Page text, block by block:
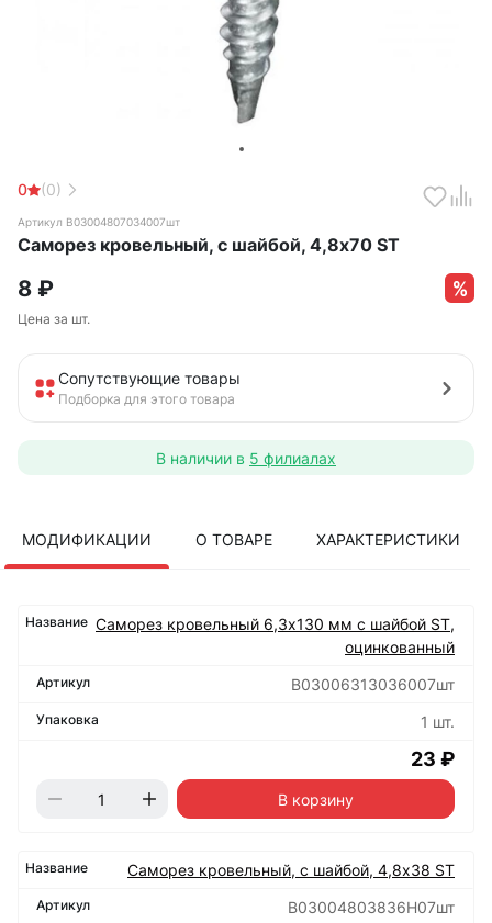
0 (0)
Артикул B03004807034007шт
Саморез кровельный, с шайбой, 4,8х70 ST
8 ₽
Цена за шт.
Сопутствующие товары
Подборка для этого товара
В наличии в 5 филиалах
МОДИФИКАЦИИ О ТОВАРЕ ХАРАКТЕРИСТИКИ
Саморез кровельный 6,3х130 мм с шайбой ST,
оцинкованный
B03006313036007шт
1 шт.
23 ₽
В корзину
Саморез кровельный, с шайбой, 4,8х38 ST
B03004803836H07шт